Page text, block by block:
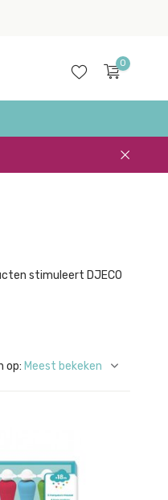
0
stimuleert DJECO
op: